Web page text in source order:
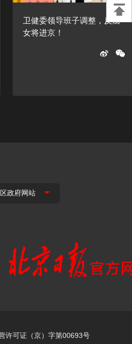
等信息不实
卫健委领导班子调整，反腐
女将进京！
许可证（京）字第00693号